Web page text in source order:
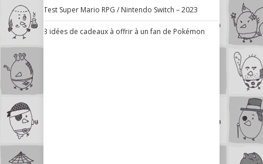
Test Super Mario RPG / Nintendo Switch – 2023
3 idées de cadeaux à offrir à un fan de Pokémon